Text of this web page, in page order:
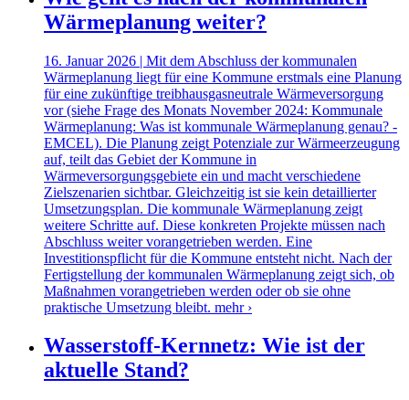
Wärmeplanung weiter?
16. Januar 2026 | Mit dem Abschluss der kommunalen
Wärmeplanung liegt für eine Kommune erstmals eine Planung
für eine zukünftige treibhausgasneutrale Wärmeversorgung
vor (siehe Frage des Monats November 2024: Kommunale
Wärmeplanung: Was ist kommunale Wärmeplanung genau? -
EMCEL). Die Planung zeigt Potenziale zur Wärmeerzeugung
auf, teilt das Gebiet der Kommune in
Wärmeversorgungsgebiete ein und macht verschiedene
Zielszenarien sichtbar. Gleichzeitig ist sie kein detaillierter
Umsetzungsplan. Die kommunale Wärmeplanung zeigt
weitere Schritte auf. Diese konkreten Projekte müssen nach
Abschluss weiter vorangetrieben werden. Eine
Investitionspflicht für die Kommune entsteht nicht. Nach der
Fertigstellung der kommunalen Wärmeplanung zeigt sich, ob
Maßnahmen vorangetrieben werden oder ob sie ohne
praktische Umsetzung bleibt. mehr ›
Wasserstoff-Kernnetz: Wie ist der
aktuelle Stand?